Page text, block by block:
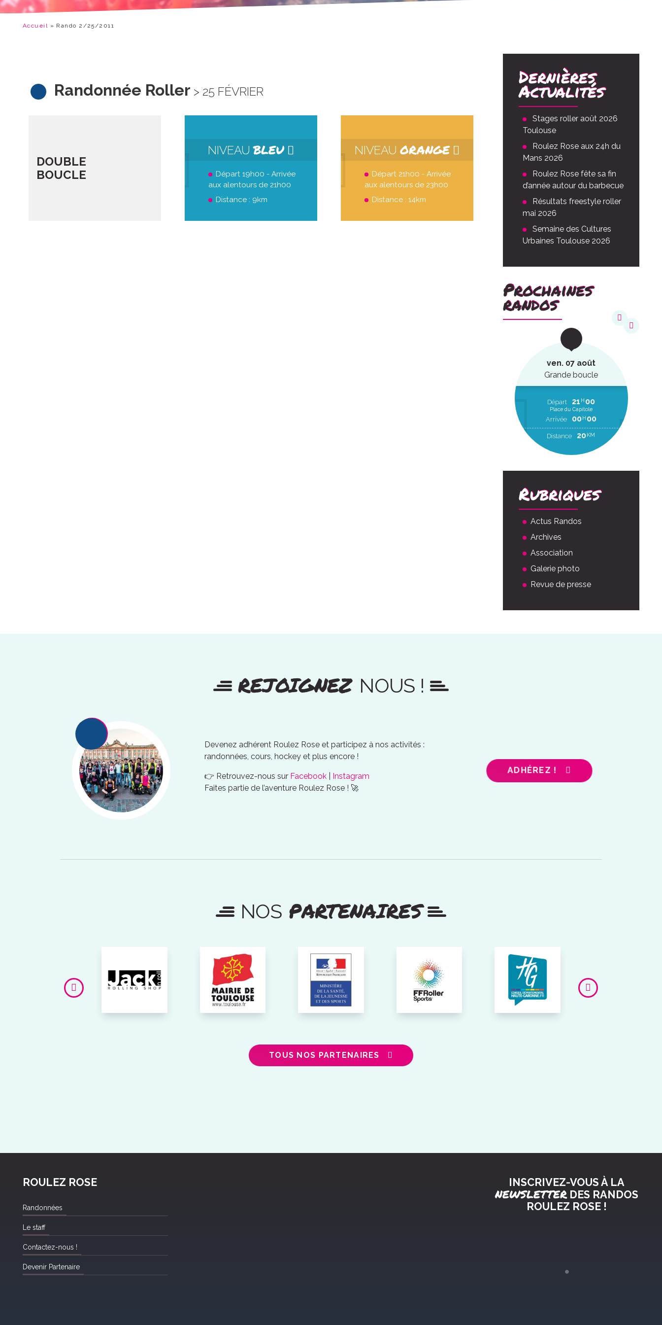
Accueil » Rando 2/25/2011
Randonnée Roller > 25 FÉVRIER
DOUBLE
BOUCLE
NIVEAUBLEU
Départ 19h00 - Arrivée
aux alentours de 21h00
Distance : 9km
NIVEAU ORANGE
Départ 21h00 - Arrivée
aux alentours de 23h00
Distance : 14km
Dernières
Actualités
Stages roller août 2026
Toulouse
Roulez Rose aux 24h du
Mans 2026
Roulez Rose fête sa fin
d’année autour du barbecue
Résultats freestyle roller
mai 2026
Semaine des Cultures
Urbaines Toulouse 2026
Prochaines
randos
ven. 07 août
Grande boucle
Départ 21 H 00
Place du Capitole
Arrivée 00H 00
Distance 20KM
Rubriques
Actus Randos
Archives
Association
Galerie photo
Revue de presse
REJOIGNEZ NOUS !
Devenez adhérent Roulez Rose et participez à nos activités :
randonnées, cours, hockey et plus encore !
👉 Retrouvez-nous sur Facebook
Instagram
Faites partie de l’aventure Roulez Rose ! 🚀
ADHÉREZ !
NOSPARTENAIRES
TOUS NOS PARTENAIRES
ROULEZ ROSE
Randonnées
Le staff
Contactez-nous !
Devenir Partenaire
INSCRIVEZ-VOUS À LA
NEWSLETTERDES RANDOS
ROULEZ ROSE !